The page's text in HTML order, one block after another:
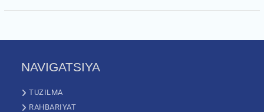
NAVIGATSIYA
TUZILMA
RAHBARIYAT